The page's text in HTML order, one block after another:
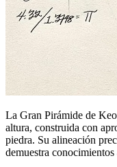
La Gran Pirámide de
altura, construida con
piedra. Su alineación
demuestra